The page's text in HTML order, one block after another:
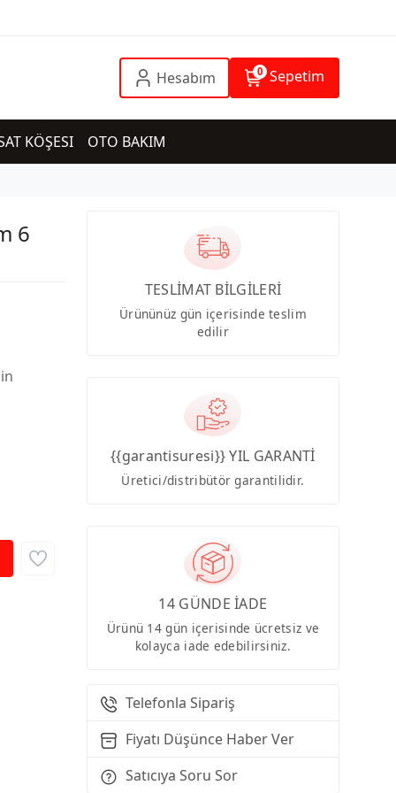
Hesabım 0 Sepetim
KÖŞESI OTO BAKIM
6
TESLİMAT BİLGİLERİ
Ürününüz gün içerisinde teslim
edilir
{{garantisuresi}} YIL GARANTİ
Üretici/distribütör garantilidir.
14 GÜNDE İADE
Ürünü 14 gün içerisinde ücretsiz ve
kolayca iade edebilirsiniz.
Telefonla Sipariş
Fiyatı Düşünce Haber Ver
Satıcıya Soru Sor